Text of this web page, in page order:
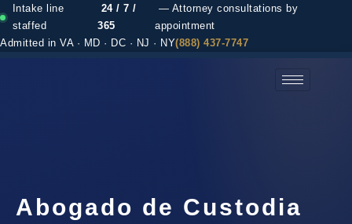
Intake line
staffed
24 / 7 /
365
— Attorney consultations by
appointment
Admitted in VA · MD · DC · NJ · NY(888) 437-7747
Abogado de Custodia